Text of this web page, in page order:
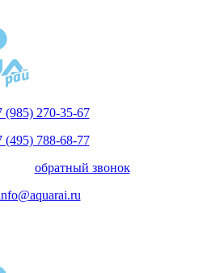
(985) 270-35-67
(495) 788-68-77
обратный звонок